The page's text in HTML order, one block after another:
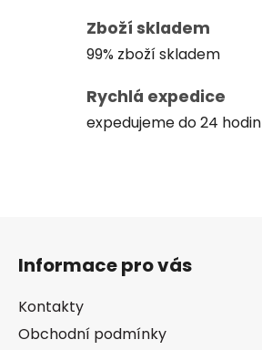
Zboží skladem
99% zboží skladem
Rychlá expedice
expedujeme do 24 hodin
Informace pro vás
Kontakty
Obchodní podmínky